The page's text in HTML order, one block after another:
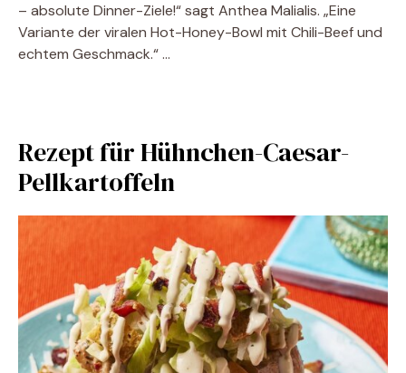
– absolute Dinner-Ziele!“ sagt Anthea Malialis. „Eine
Variante der viralen Hot-Honey-Bowl mit Chili-Beef und
echtem Geschmack.“ …
Rezept für Hühnchen-Caesar-
Pellkartoffeln